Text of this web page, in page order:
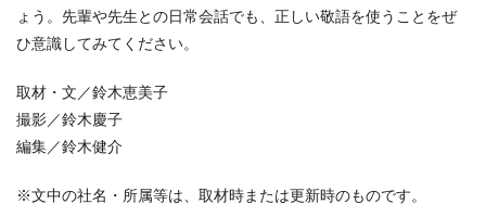
ょう。先輩や先生との日常会話でも、正しい敬語を使うことをぜ
ひ意識してみてください。
取材・文／鈴木恵美子
撮影／鈴木慶子
編集／鈴木健介
※文中の社名・所属等は、取材時または更新時のものです。